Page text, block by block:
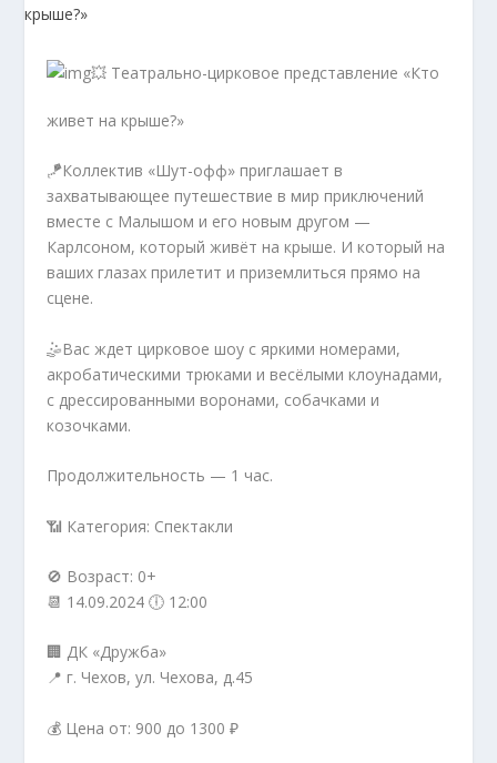
💥 Театрально-цирковое представление «Кто
живет на крыше?»
🪁Коллектив «Шут-офф» приглашает в
захватывающее путешествие в мир приключений
вместе с Малышом и его новым другом —
Карлсоном, который живёт на крыше. И который на
ваших глазах прилетит и приземлиться прямо на
сцене.
🤹Вас ждет цирковое шоу с яркими номерами,
акробатическими трюками и весёлыми клоунадами,
с дрессированными воронами, собачками и
козочками.
Продолжительность — 1 час.
📶 Категория: Спектакли
🚫 Возраст: 0+
📆 14.09.2024 🕕 12:00
🏢 ДК «Дружба»
📍 г. Чехов, ул. Чехова, д.45
💰 Цена от: 900 до 1300 ₽